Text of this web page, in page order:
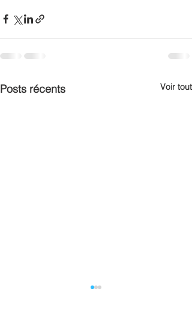
Posts récents Voir tout